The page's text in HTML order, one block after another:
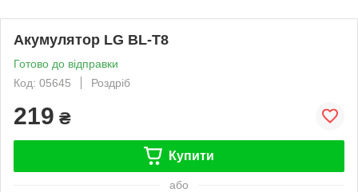
Акумулятор LG BL-T8
Готово до відправки
Код: 05645
Роздріб
219 ₴
Купити
або